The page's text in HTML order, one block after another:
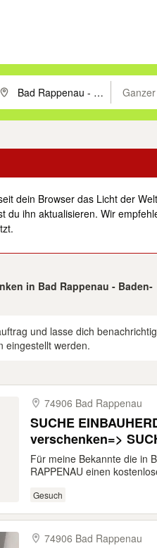
mit den Pfeiltasten nach
PLZ oder Ort eingeben. Suche
dein Browser das Licht der
du ihn aktualisieren. Wir
in Bad Rappenau - Baden-
und lasse dich
eingestellt werden.
74906 Bad Rappenau
SUCHE
verschenken=>
Für meine Bekannte die in
RAPPENAU einen
Gesuch
74906 Bad Rappenau